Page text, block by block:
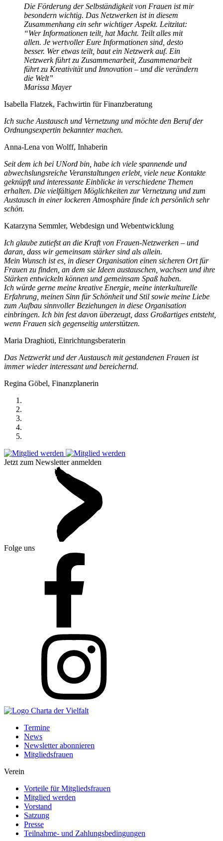
Die Förderung der Selbständigkeit von Frauen ist mir
besondern wichtig. Das Netzwerken ist in diesem
Zusammenhang ein sehr wichtiger Aspekt. Leitzitat:
“Wer Informationen teilt, hat Macht. Teilt alles mit
allen. Je wertvoller Eure Informationen sind, desto
besser. Wer etwas teilt, baut ein Netzwerk auf. Ein
Netzwerk führt zu Zusammenarbeit, Zusammenarbeit
führt zu Kreativität und Innovation – und die verändern
die Welt”
Marissa Mayer
Isabella Flatzek, Fachwirtin für Finanzberatung
Ich suche Austausch und Vernetzung und möchte den Beruf der
Ordnungsexpertin bekannter machen.
Anna-Lena von Wolff, Inhaberin
Seit dem ich bei UNord bin, habe ich viele spannende und
abwechslungsreiche Veranstaltungen erlebt, viele neue Kontakte
geknüpft und interessante Einblicke in verschiedene Themen
erhalten. Die vielfältigen Möglichkeiten zur Vernetzung und zum
Austausch in einer lockeren Atmosphäre finde ich persönlich sehr
schön.
Katarzyna Semmler, Webdesign und Webentwicklung
Ich glaube zutiefst an die Kraft von Frauen-Netzwerken – und
daran, dass wir gemeinsam stärker sind als allein.
Mein Wunsch ist es, in dieser Organisation einen sicheren Ort für
Frauen zu finden, an dem sie Ideen austauschen, wachsen und ihre
Stärken entwickeln können und gemeinsam Spaß haben.
Ich würde gerne meine kreative Energie, meine interkulturelle
Erfahrung, meinen Sinn für Schönheit und Stil sowie meine Liebe
zum Aufbau sinnvoller Beziehungen in diese Organisation
einbringen. Ich bin fest davon überzeugt, dass Großartiges entsteht,
wenn Frauen sich gegenseitig unterstützen.
Maria Draghioti, Einrichtungsberaterin
Das Netzwerkt und der Austausch mit gestandenen Frauen ist
immer wieder interessant und bereichernd.
Regina Göbel, Finanzplanerin
Jetzt zum Newsletter anmelden
Folge uns
Termine
News
Newsletter abonnieren
Mitgliedsfrauen
Verein
Vorteile für Mitgliedsfrauen
Mitglied werden
Vorstand
Satzung
Presse
Teilnahme- und Zahlungsbedingungen